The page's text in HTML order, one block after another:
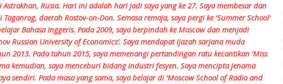
Astrakhan, Rusia. Hari ini adalah hari jadi saya yang ke 27. Saya membesar dan
daerah Rostov-on-Don. Semasa remaja, saya pergi ke ‘Summer School’
Bahasa Inggeris. Pada 2009, saya berpindah ke Moscow dan menjadi
Russian University of Economics’. Saya mendapat ijazah sarjana muda
2013. Pada tahun 2015, saya memenangi pertandingan ratu kecantikan ‘Miss
kemudian, saya menceburi bidang industri fesyen. Saya mencipta jenama
sendiri. Pada masa yang sama, saya belajar di ‘Moscow School of Radio and